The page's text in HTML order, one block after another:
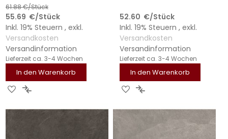
61.88€/Stück
55.69 €/Stück
Inkl. 19% Steuern , exkl.
Versandkosten
Versandinformation
Lieferzeit ca. 3-4 Wochen
In den Warenkorb
ZURZUR
52.60 €/Stück
Inkl. 19% Steuern , exkl.
Versandkosten
Versandinformation
Lieferzeit ca. 3-4 Wochen
In den Warenkorb
ZURZUR